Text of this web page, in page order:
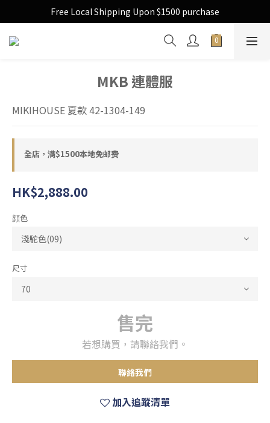
Free Local Shipping Upon $1500 purchase
Free Local Shipping Upon $1500 purchase
全店買满$1500本地免郵費
MKB 連體服
MIKIHOUSE 夏款 42-1304-149
全店，满$1500本地免邮费
HK$2,888.00
顔色
尺寸
售完
若想購買，請聯絡我們。
聯絡我們
加入追蹤清單